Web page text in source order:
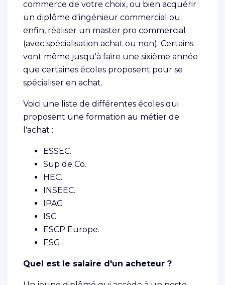
commerce de votre choix, ou bien acquérir
un diplôme d'ingénieur commercial ou
enfin, réaliser un master pro commercial
(avec spécialisation achat ou non). Certains
vont même jusqu'à faire une sixième année
que certaines écoles proposent pour se
spécialiser en achat.
Voici une liste de différentes écoles qui
proposent une formation au métier de
l'achat :
ESSEC.
Sup de Co.
HEC.
INSEEC.
IPAG.
ISC.
ESCP Europe.
ESG.
Quel est le salaire d'un acheteur ?